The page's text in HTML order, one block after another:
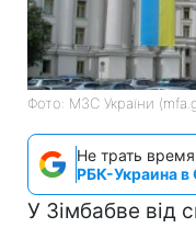
Фото: МЗС України
Не трать
РБК-Украина в
У Зімбабве від